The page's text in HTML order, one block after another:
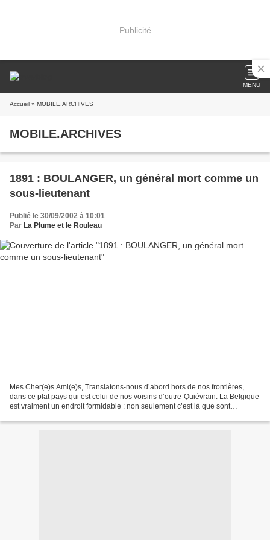
Publicité
MENU
Accueil » MOBILE.ARCHIVES
MOBILE.ARCHIVES
1891 : BOULANGER, un général mort comme un
sous-lieutenant
Publié le 30/09/2002 à 10:01
Par La Plume et le Rouleau
Mes Cher(e)s Ami(e)s, Translatons-nous d’abord hors de nos frontières,
dans ce plat pays qui est celui de nos voisins d’outre-Quiévrain. La Belgique
est vraiment un endroit formidable : non seulement c’est là que sont